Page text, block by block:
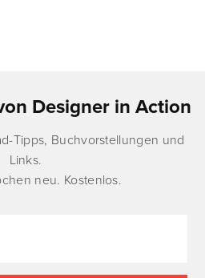
Designer in Action
Tipps, Buchvorstellungen und
Links.
neu. Kostenlos.